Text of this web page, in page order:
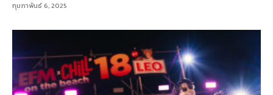
กุมภาพันธ์ 6, 2025